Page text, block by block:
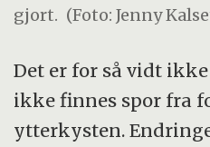
gjort. (Foto: Jenny
Det er for så vidt
ikke finnes spor fra
ytterkysten.